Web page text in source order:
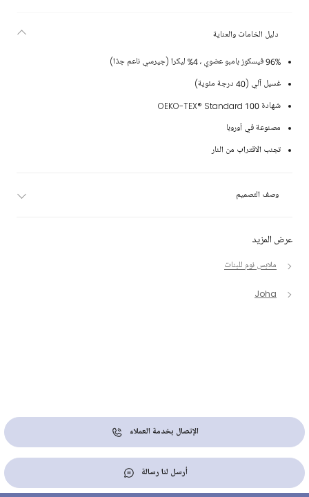
عرض المزيد
ملابس نوم للبنات
Joha
دليل الخامات والعناية
96% فيسكوز بامبو عضوي ، 4% ليكرا (جيرسي ناعم جدًا)
غسيل آلي (40 درجة مئوية)
شهادة OEKO-TEX® Standard 100
مصنوعة في أوروبا
تجنب الاقتراب من النار
وصف التصميم
الإتصال بخدمة العملاء
أرسل لنا رسالة